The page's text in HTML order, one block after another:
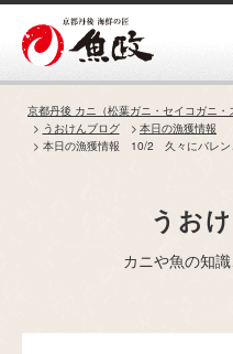
Skip
content
京都丹後 カニ（松葉ガニ・セイコガニ
うおけんブログ
本日の漁獲情報
本日の漁獲情報 10/2 久々にバレン
うお
カニや魚の知